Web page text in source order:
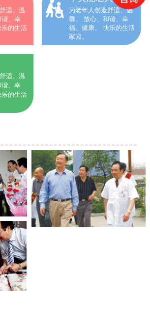
适、温
、幸
的生活
为老年人创造舒适、温
馨、 放心、和谐、幸
福、健康、 快乐的生活
家园。
适、温
、幸
的生活